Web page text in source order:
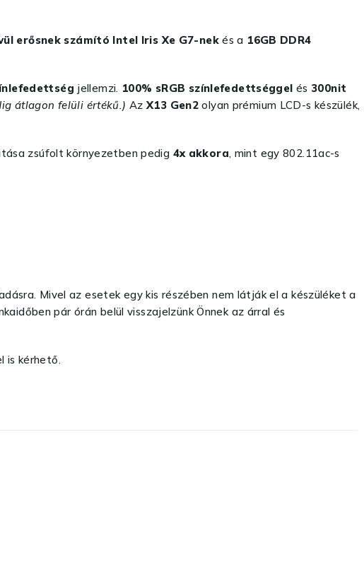
erősnek számító Intel Iris Xe G7-nekés a 16GB DDR4
jellemzi. 100% sRGB színlefedettséggel és 300nit
átlagon felüli értékű.) AzX13 Gen2 olyan prémium LCD-s készülék,
zsúfolt környezetben pedig 4x akkora, mint egy 802.11ac-s
Mivel az esetek egy kis részében nem látják el a készüléket a
pár órán belül visszajelzünk Önnek az árral és
is kérhető.